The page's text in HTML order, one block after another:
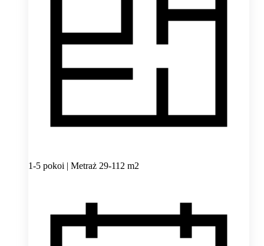
1-5 pokoi | Metraż 29-112 m2